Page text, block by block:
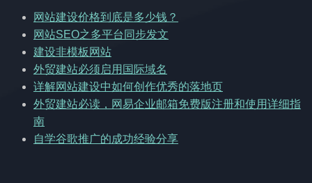
网站建设价格到底是多少钱？
网站SEO之多平台同步发文
建设非模板网站
外贸建站必须启用国际域名
详解网站建设中如何创作优秀的落地页
外贸建站必读，网易企业邮箱免费版注册和使用详细指
南
自学谷歌推广的成功经验分享